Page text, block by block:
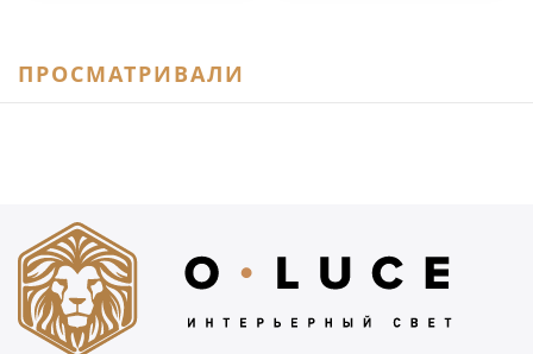
ПРОСМАТРИВАЛИ